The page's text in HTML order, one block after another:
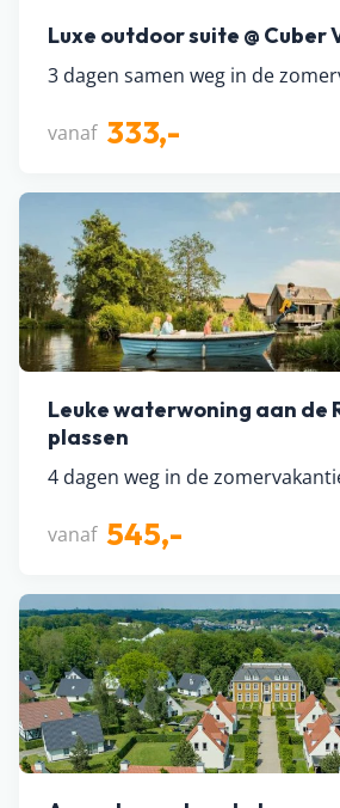
Luxe outdoor suite @ Cuber
3 dagen samen weg in de
vanaf 333,-
Leuke waterwoning aan de
plassen
4 dagen weg in de
vanaf 545,-